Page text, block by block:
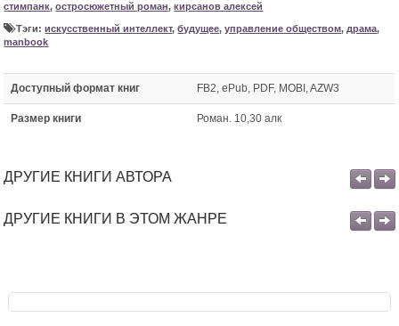
стимпанк,остросюжетный роман,кирсанов алексей
Тэги:искусственный интеллект,будущее,управление обществом, драма,
manbook
Доступный формат книг FB2, ePub, PDF, MOBI, AZW3
Размер книги Роман. 10,30 алк
ДРУГИЕ КНИГИ АВТОРА
ДРУГИЕ КНИГИ В ЭТОМ ЖАНРЕ